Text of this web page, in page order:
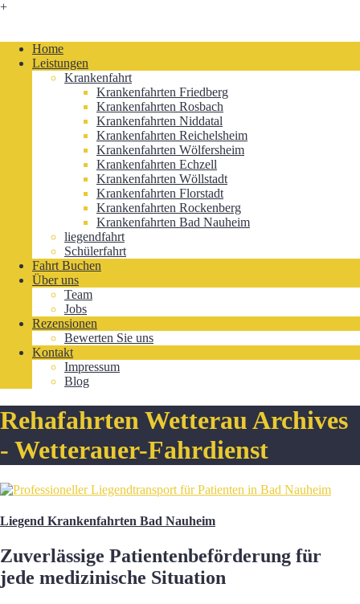
+
Home
Leistungen
Krankenfahrt
Krankenfahrten Friedberg
Krankenfahrten Rosbach
Krankenfahrten Niddatal
Krankenfahrten Reichelsheim
Krankenfahrten Wölfersheim
Krankenfahrten Echzell
Krankenfahrten Wöllstadt
Krankenfahrten Florstadt
Krankenfahrten Rockenberg
Krankenfahrten Bad Nauheim
liegendfahrt
Schülerfahrt
Fahrt Buchen
Über uns
Team
Jobs
Rezensionen
Bewerten Sie uns
Kontakt
Impressum
Blog
Rehafahrten Wetterau Archives
- Wetterauer-Fahrdienst
Liegend Krankenfahrten Bad Nauheim
Zuverlässige Patientenbeförderung für
jede medizinische Situation